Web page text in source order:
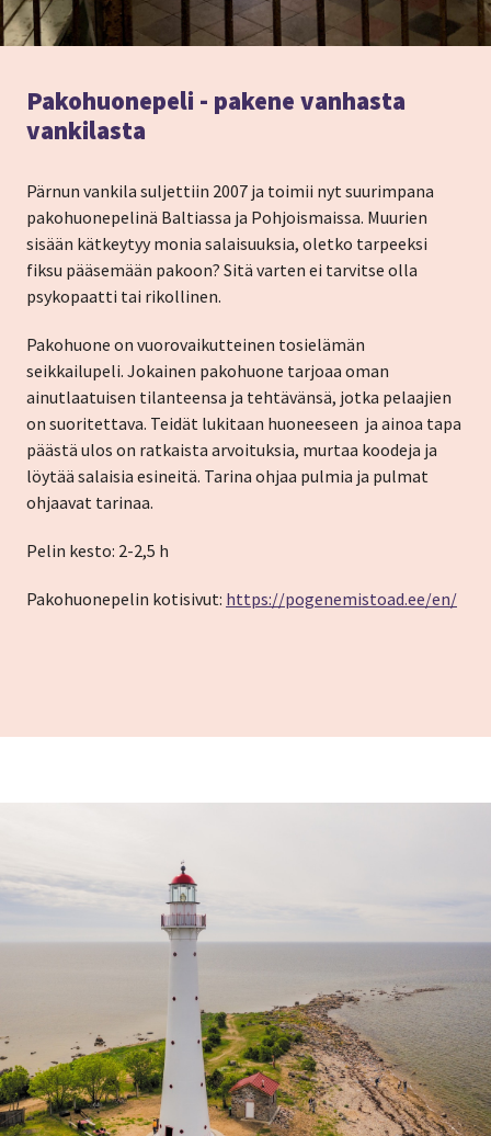
Pakohuonepeli - pakene vanhasta
vankilasta
Pärnun vankila suljettiin 2007 ja toimii nyt suurimpana
pakohuonepelinä Baltiassa ja Pohjoismaissa. Muurien
sisään kätkeytyy monia salaisuuksia, oletko tarpeeksi
fiksu pääsemään pakoon? Sitä varten ei tarvitse olla
psykopaatti tai rikollinen.
Pakohuone on vuorovaikutteinen tosielämän
seikkailupeli. Jokainen pakohuone tarjoaa oman
ainutlaatuisen tilanteensa ja tehtävänsä, jotka pelaajien
on suoritettava. Teidät lukitaan huoneeseen ja ainoa tapa
päästä ulos on ratkaista arvoituksia, murtaa koodeja ja
löytää salaisia esineitä. Tarina ohjaa pulmia ja pulmat
ohjaavat tarinaa.
Pelin kesto: 2-2,5 h
Pakohuonepelin kotisivut: https://pogenemistoad.ee/en/